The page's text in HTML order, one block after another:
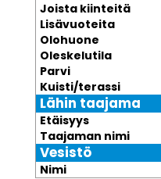
Joista kiinteitä
Lisävuoteita
Olohuone
Oleskelutila
Parvi
Kuisti/terassi
Lähin taajama
Etäisyys
Taajaman nimi
Vesistö
Nimi